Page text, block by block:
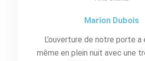
Marion Dubois
L’ouverture de notre porte
même en plein nuit avec une